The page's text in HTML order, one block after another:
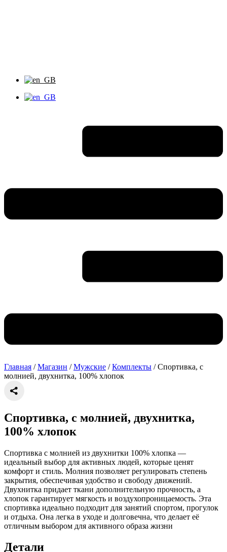
Главная /Магазин /Мужские /Комплекты / Спортивка, с
молнией, двухнитка, 100% хлопок
Спортивка, с молнией, двухнитка,
100% хлопок
Спортивка с молнией из двухнитки 100% хлопка —
идеальный выбор для активных людей, которые ценят
комфорт и стиль. Молния позволяет регулировать степень
закрытия, обеспечивая удобство и свободу движений.
Двухнитка придает ткани дополнительную прочность, а
хлопок гарантирует мягкость и воздухопроницаемость. Эта
спортивка идеально подходит для занятий спортом, прогулок
и отдыха. Она легка в уходе и долговечна, что делает её
отличным выбором для активного образа жизни
Детали